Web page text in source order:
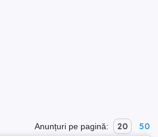
Anunțuri pe pagină: 20 50